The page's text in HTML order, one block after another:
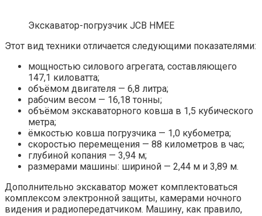
Экскаватор-погрузчик JCB HMEE
Этот вид техники отличается следующими показателями:
мощностью силового агрегата, составляющего
147,1 киловатта;
объёмом двигателя — 6,8 литра;
рабочим весом — 16,18 тонны;
объёмом экскаваторного ковша в 1,5 кубического
метра;
ёмкостью ковша погрузчика — 1,0 кубометра;
скоростью перемещения — 88 километров в час;
глубиной копания — 3,94 м;
размерами машины: шириной — 2,44 м и 3,89 м.
Дополнительно экскаватор может комплектоваться
комплексом электронной защиты, камерами ночного
видения и радиопередатчиком. Машину, как правило,